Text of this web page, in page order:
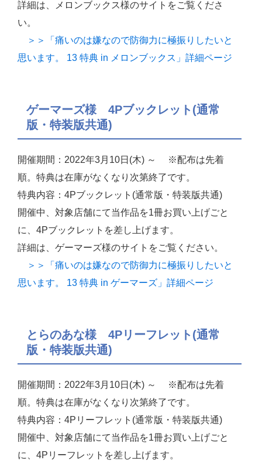
詳細は、メロンブックス様のサイトをご覧くださ
い。
＞＞「痛いのは嫌なので防御力に極振りしたいと
思います。 13 特典 in メロンブックス」詳細ページ
ゲーマーズ様 4Pブックレット(通常
版・特装版共通)
開催期間：2022年3月10日(木) ～ ※配布は先着
順。特典は在庫がなくなり次第終了です。
特典内容：4Pブックレット(通常版・特装版共通)
開催中、対象店舗にて当作品を1冊お買い上げごと
に、4Pブックレットを差し上げます。
詳細は、ゲーマーズ様のサイトをご覧ください。
＞＞「痛いのは嫌なので防御力に極振りしたいと
思います。 13 特典 in ゲーマーズ」詳細ページ
とらのあな様 4Pリーフレット(通常
版・特装版共通)
開催期間：2022年3月10日(木) ～ ※配布は先着
順。特典は在庫がなくなり次第終了です。
特典内容：4Pリーフレット(通常版・特装版共通)
開催中、対象店舗にて当作品を1冊お買い上げごと
に、4Pリーフレットを差し上げます。